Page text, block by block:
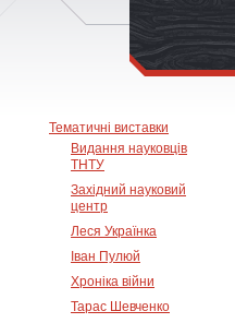
Тематичні виставки
Видання науковців
ТНТУ
Західний науковий
центр
Леся Українка
Іван Пулюй
Хроніка війни
Тарас Шевченко